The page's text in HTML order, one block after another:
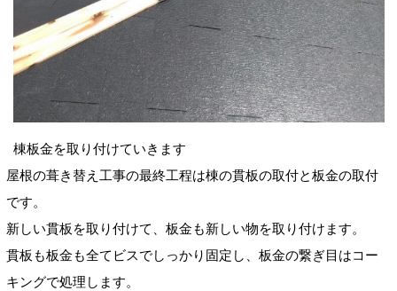
棟板金を取り付けていきます
屋根の葺き替え工事の最終工程は棟の貫板の取付と板金の取付
です。
新しい貫板を取り付けて、板金も新しい物を取り付けます。
貫板も板金も全てビスでしっかり固定し、板金の繋ぎ目はコー
キングで処理します。